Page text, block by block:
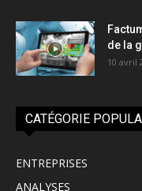
de la
10 avril
CATÉGORIE
ENTREPRISES
ANALYSES